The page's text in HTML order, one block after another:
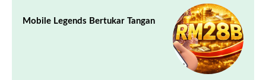
Mobile Legends Bertukar Tangan